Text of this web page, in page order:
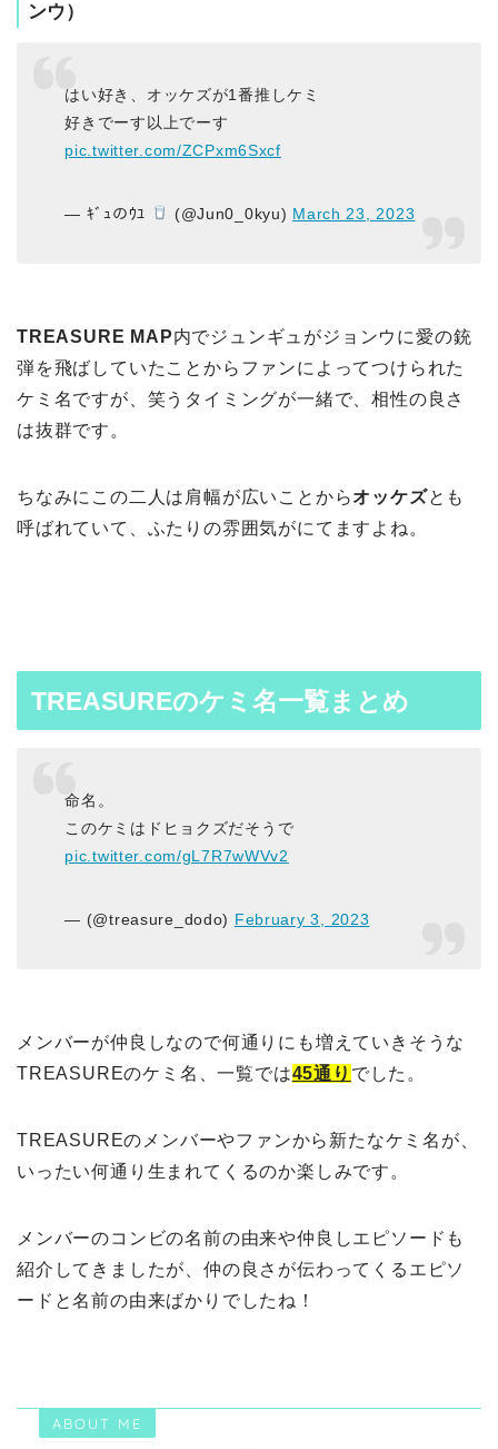
ンウ）
はい好き、オッケズが1番推しケミ
好きでーす以上でーす
pic.twitter.com/ZCPxm6Sxcf
— ｷﾞｭのｳﾕ (@Jun0_0kyu) March 23, 2023
TREASURE MAP内でジュンギュがジョンウに愛の銃
弾を飛ばしていたことからファンによってつけられた
ケミ名ですが、笑うタイミングが一緒で、相性の良さ
は抜群です。
ちなみにこの二人は肩幅が広いことからオッケズとも
呼ばれていて、ふたりの雰囲気がにてますよね。
TREASUREのケミ名一覧まとめ
命名。
このケミはドヒョクズだそうで
pic.twitter.com/gL7R7wWVv2
— (@treasure_dodo) February 3, 2023
メンバーが仲良しなので何通りにも増えていきそうな
TREASUREのケミ名、一覧では45通り でした。
TREASUREのメンバーやファンから新たなケミ名が、
いったい何通り生まれてくるのか楽しみです。
メンバーのコンビの名前の由来や仲良しエピソードも
紹介してきましたが、仲の良さが伝わってくるエピソ
ードと名前の由来ばかりでしたね！
ABOUT ME